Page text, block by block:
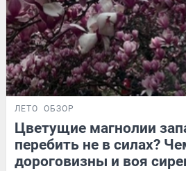
ЛЕТО ОБЗОР
Цветущие магнолии
перебить не в силах?
дороговизны и воя